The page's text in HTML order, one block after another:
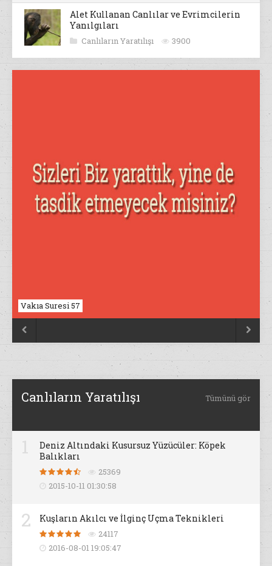
Alet Kullanan Canlılar ve Evrimcilerin
Yanılgıları
Canlıların Yaratılışı 3900
Vakıa Suresi 57
Nahl Suresi 17
 
Canlıların Yaratılışı Tümünü gör
Deniz Altındaki Kusursuz Yüzücüler: Köpek
Balıkları
25369
2015-10-11 01:30:58
2 Kuşların Akılcı ve İlginç Uçma Teknikleri
24117
2016-08-01 19:05:47